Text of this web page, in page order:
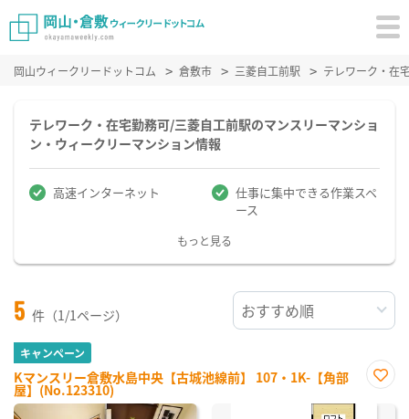
岡山ウィークリードットコム 倉敷市 三菱自工前駅 テレワーク・在
テレワーク・在宅勤務可/三菱自工前駅のマンスリーマンショ
ン・ウィークリーマンション情報
高速インターネット
仕事に集中できる作業スペ
ース
もっと見る
5 件（1/1ページ）
キャンペーン
Kマンスリー倉敷水島中央【古城池線前】 107・1K-【角部
屋】(No.123310)
に入